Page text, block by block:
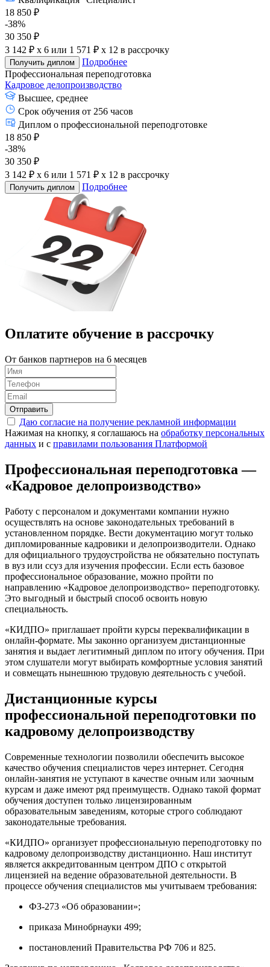
18 850 ₽
-38%
30 350 ₽
3 142 ₽ x 6 или 1 571 ₽ x 12 в рассрочку
Получить диплом
Подробнее
Профессиональная переподготовка
Кадровое делопроизводство
Высшее, среднее
Срок обучения от 256 часов
Диплом о профессиональной переподготовке
18 850 ₽
-38%
30 350 ₽
3 142 ₽ x 6 или 1 571 ₽ x 12 в рассрочку
Получить диплом Подробнее
Оплатите обучение в рассрочку
От банков партнеров на 6 месяцев
Отправить
Даю согласие на получение рекламной информации
Нажимая на кнопку, я соглашаюсь на обработку персональных
данных и с правилами пользования Платформой
Профессиональная переподготовка —
«Кадровое делопроизводство»
Работу с персоналом и документами компании нужно
осуществлять на основе законодательных требований в
установленном порядке. Вести документацию могут только
дипломированные кадровики и делопроизводители. Однако
для официального трудоустройства не обязательно поступать
в вуз или ссуз для изучения профессии. Если есть базовое
профессиональное образование, можно пройти по
направлению «Кадровое делопроизводство» переподготовку.
Это выгодный и быстрый способ освоить новую
специальность.
«КИДПО» приглашает пройти курсы переквалификации в
онлайн-формате. Мы законно организуем дистанционные
занятия и выдает легитимный диплом по итогу обучения. При
этом слушатели могут выбирать комфортные условия занятий
и совмещать нынешнюю трудовую деятельность с учебой.
Дистанционные курсы
профессиональной переподготовки по
кадровому делопроизводству
Современные технологии позволили обеспечить высокое
качество обучения специалистов через интернет. Сегодня
онлайн-занятия не уступают в качестве очным или заочным
курсам и даже имеют ряд преимуществ. Однако такой формат
обучения доступен только лицензированным
образовательным заведениям, которые строго соблюдают
законодательные требования.
«КИДПО» организует профессиональную переподготовку по
кадровому делопроизводству дистанционно. Наш институт
является аккредитованным центром ДПО с открытой
лицензией на ведение образовательной деятельности. В
процессе обучения специалистов мы учитываем требования:
ФЗ-273 «Об образовании»;
приказа Минобрнауки 499;
постановлений Правительства РФ 706 и 825.